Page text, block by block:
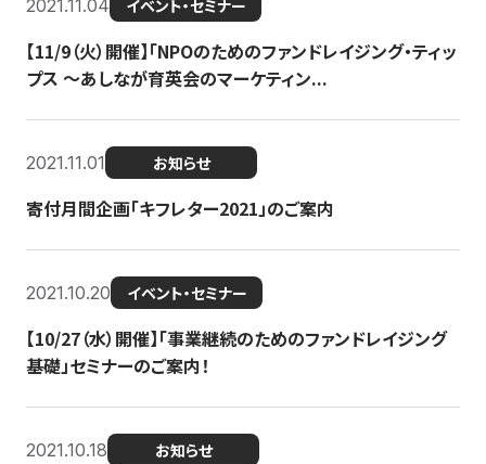
2021.11.04 イベント・セミナー
【11/9（火）開催】「NPOのためのファンドレイジング・ティッ
プス 〜あしなが育英会のマーケティン...
2021.11.01 お知らせ
寄付月間企画「キフレター2021」のご案内
2021.10.20 イベント・セミナー
【10/27（水）開催】「事業継続のためのファンドレイジング
基礎」セミナーのご案内！
2021.10.18 お知らせ